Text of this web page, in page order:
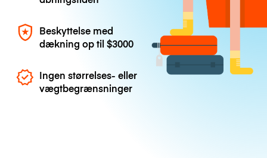
Beskyttelse med
dækning op til$3000
Ingen størrelses- eller
vægtbegrænsninger